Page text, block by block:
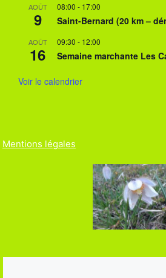
AOÛT
9
08:00 - 17:00
Saint-Bernard (20 km –
AOÛT
16
09:30 - 12:00
Semaine marchante Les
Voir le calendrier
Mentions légales